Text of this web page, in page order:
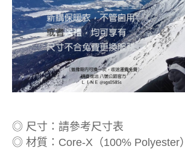
◎ 尺寸：請參考尺寸表
◎ 材質：Core-X（100% Polyester）